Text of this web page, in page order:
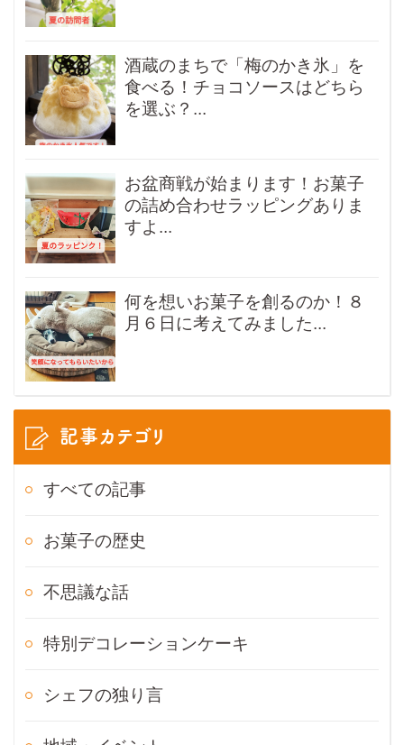
酒蔵のまちで「梅のかき氷」を
食べる！チョコソースはどちら
を選ぶ？...
お盆商戦が始まります！お菓子
の詰め合わせラッピングありま
すよ...
何を想いお菓子を創るのか！８
月６日に考えてみました...
記事カテゴリ
すべての記事
お菓子の歴史
不思議な話
特別デコレーションケーキ
シェフの独り言